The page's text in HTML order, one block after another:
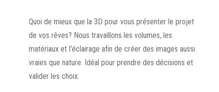
Quoi de mieux que la 3D pour vous présenter le projet
de vos rêves? Nous travaillons les volumes, les
matériaux et l'éclairage afin de créer des images aussi
vraies que nature. Idéal pour prendre des décisions et
valider les choix.